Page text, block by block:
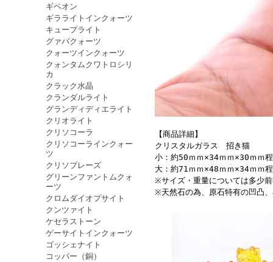
ギベオン
ギラライトインクォーツ
キュープライト
グァバクォーツ
クォーツインクォーツ
クォンタムクワトロシリ
カ
クラック水晶
クランダルライト
グランディディエライト
クリオライト
クリソコーラ
クリソコーラインクォー
ツ
クリソプレーズ
グリーンファントムクォ
ーツ
クロムダイオプサイト
クンツァイト
ケセラストーン
ゲーサイトインクォーツ
ゴッシェナイト
コッパー（銅）
【商品詳細】
クリスタルガラス 招き猫
小：約50ｍｍ×34ｍｍ×30ｍ
大：約71ｍｍ×48ｍｍ×34ｍ
※サイズ・重量については多少
※天然石の為、原石特有の凹凸